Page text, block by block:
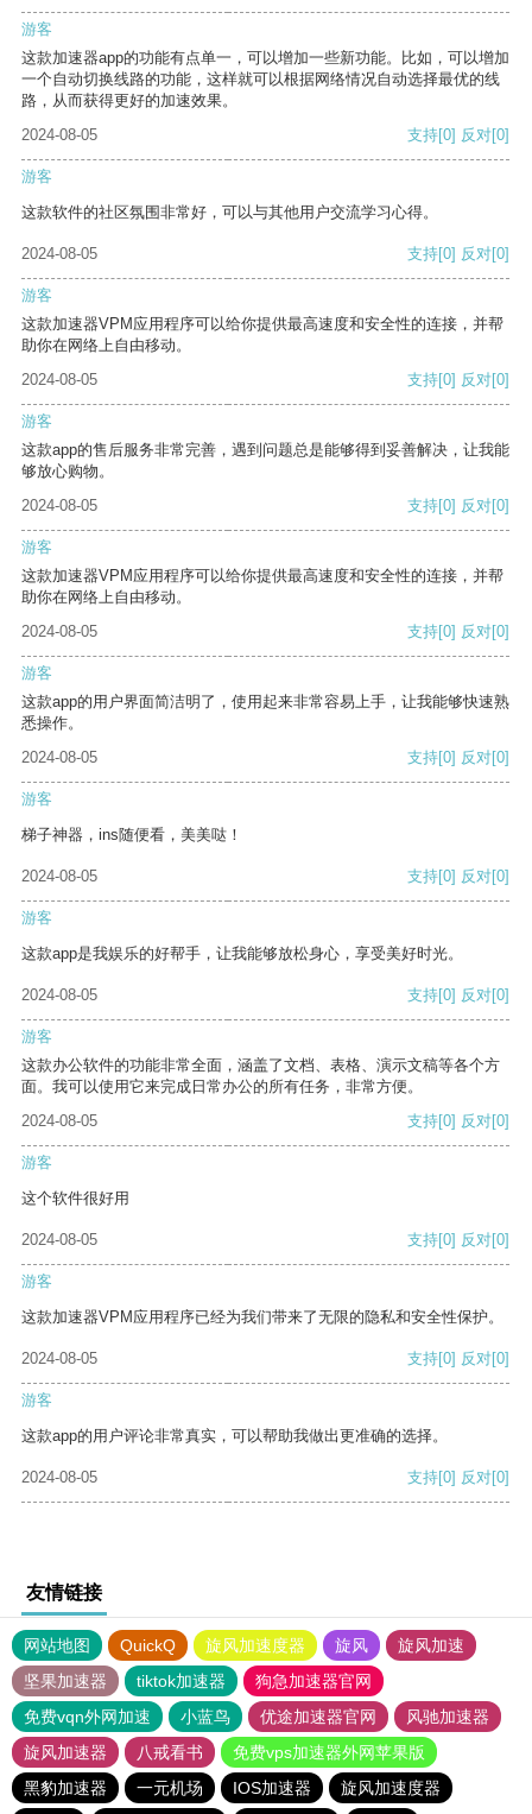
游客
这款加速器app的功能有点单一，可以增加一些新功能。比如，可以增加
一个自动切换线路的功能，这样就可以根据网络情况自动选择最优的线
路，从而获得更好的加速效果。
2024-08-05
支持[0] 反对[0]
游客
这款软件的社区氛围非常好，可以与其他用户交流学习心得。
2024-08-05 支持[0] 反对[0]
游客
这款加速器VPM应用程序可以给你提供最高速度和安全性的连接，并帮
助你在网络上自由移动。
2024-08-05
支持[0] 反对[0]
游客
这款app的售后服务非常完善，遇到问题总是能够得到妥善解决，让我能
够放心购物。
2024-08-05
支持[0] 反对[0]
游客
这款加速器VPM应用程序可以给你提供最高速度和安全性的连接，并帮
助你在网络上自由移动。
2024-08-05
支持[0] 反对[0]
游客
这款app的用户界面简洁明了，使用起来非常容易上手，让我能够快速熟
悉操作。
2024-08-05
支持[0] 反对[0]
游客
梯子神器，ins随便看，美美哒！
2024-08-05 支持[0] 反对[0]
游客
这款app是我娱乐的好帮手，让我能够放松身心，享受美好时光。
2024-08-05 支持[0] 反对[0]
游客
这款办公软件的功能非常全面，涵盖了文档、表格、演示文稿等各个方
面。我可以使用它来完成日常办公的所有任务，非常方便。
2024-08-05
支持[0] 反对[0]
游客
这个软件很好用
2024-08-05 支持[0] 反对[0]
游客
这款加速器VPM应用程序已经为我们带来了无限的隐私和安全性保护。
2024-08-05 支持[0] 反对[0]
游客
这款app的用户评论非常真实，可以帮助我做出更准确的选择。
2024-08-05 支持[0] 反对[0]
友情链接
网站地图 QuickQ 旋风加速度器 旋风
旋风加速
坚果加速器
tiktok加速器
狗急加速器官网
免费vqn外网加速
小蓝鸟 优途加速器官网
风驰加速器
旋风加速器
八戒看书
免费vps加速器外网苹果版
黑豹加速器
一元机场 IOS加速器 旋风加速度器